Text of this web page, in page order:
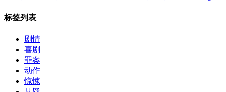
标签列表
剧情
喜剧
罪案
动作
惊悚